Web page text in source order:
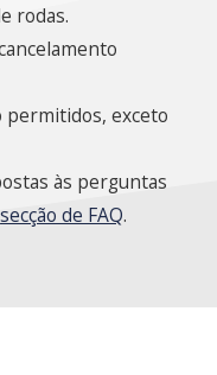
rodas.
permitidos, exceto
às perguntas
secção de FAQ.